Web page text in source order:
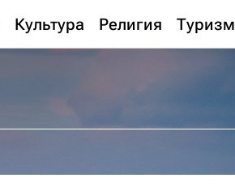
Культура Религия Туризм